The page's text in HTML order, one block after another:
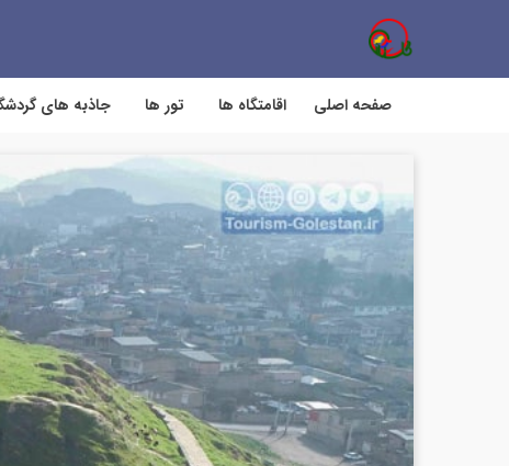
صفحه اصلی اقامتگاه ها تور ها جاذبه های